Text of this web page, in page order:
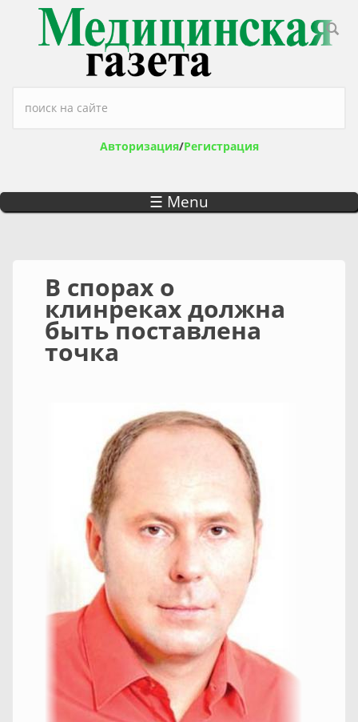
Перейти к основному содержанию
Форма поиска
Авторизация/Регистрация
☰ Menu
В спорах о
клинреках должна
быть поставлена
точка